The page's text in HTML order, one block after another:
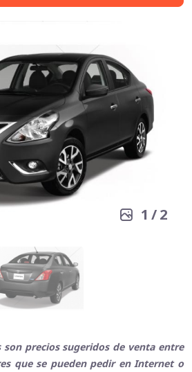
1 /2
precios sugeridos de venta entre
que se pueden pedir en Internet o